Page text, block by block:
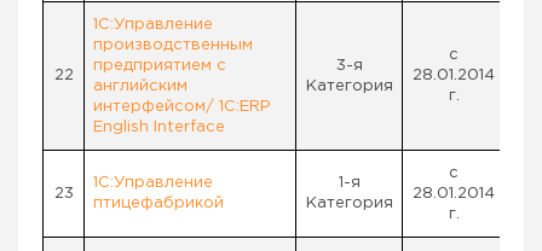
22
1С:Управление
производственным
предприятием с
английским
интерфейсом/ 1C:ERP
English Interface
3-я
Категория
с
28.01.2014
г.
23
1С:Управление
птицефабрикой
1-я
Категория
с
28.01.2014
г.